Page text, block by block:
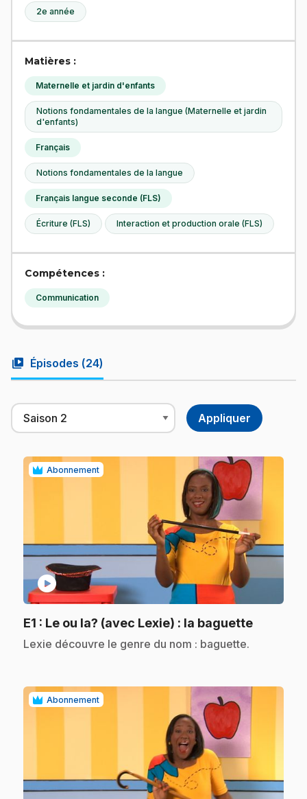
2e année
Matières :
Maternelle et jardin d'enfants
Notions fondamentales de la langue (Maternelle et jardin
d'enfants)
Français
Notions fondamentales de la langue
Français langue seconde (FLS)
Écriture (FLS) Interaction et production orale (FLS)
Compétences :
Communication
video_library Épisodes (24)
Abonnement
play_circle
E1 : Le ou la? (avec Lexie) : la baguette.
.Lexie découvre le genre du nom : baguette.
Abonnement